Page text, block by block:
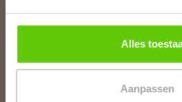
Alles
Aanpassen